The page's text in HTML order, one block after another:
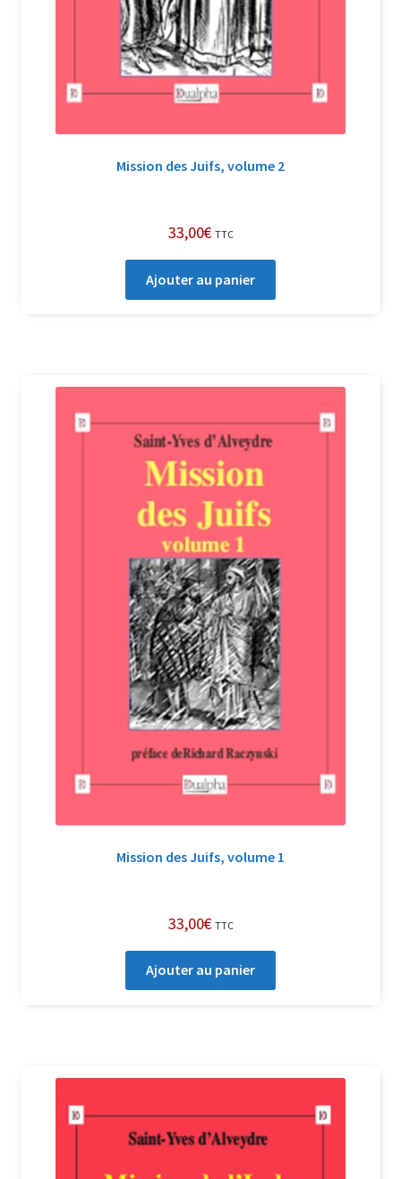
Mission des Juifs, volume 2
33,00€ TTC
Ajouter au panier
Mission des Juifs, volume 1
33,00€ TTC
Ajouter au panier